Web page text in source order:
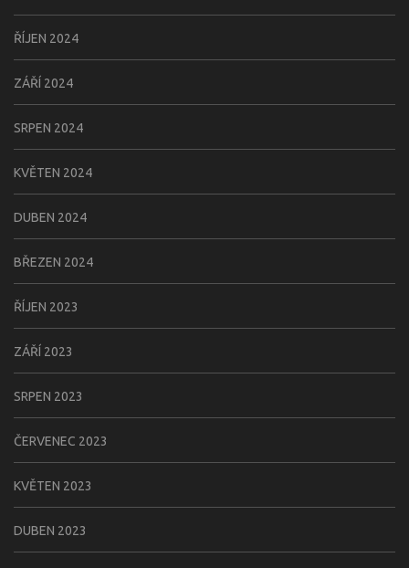
ŘÍJEN 2024
ZÁŘÍ 2024
SRPEN 2024
KVĚTEN 2024
DUBEN 2024
BŘEZEN 2024
ŘÍJEN 2023
ZÁŘÍ 2023
SRPEN 2023
ČERVENEC 2023
KVĚTEN 2023
DUBEN 2023